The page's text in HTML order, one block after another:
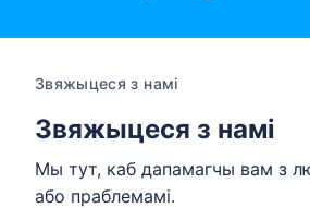
Звяжыцеся з намі
Звяжыцеся з намі
Мы тут, каб дапамагчы вам з
або праблемамі.